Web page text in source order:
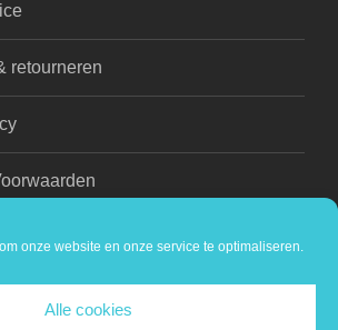
onze website en onze service te optimaliseren.
Alle cookies
retourneren